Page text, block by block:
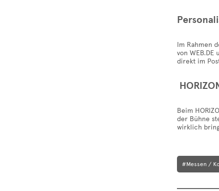
Im Rahmen
von
direkt im
Beim
der Bühne
wirklich
#Messen /